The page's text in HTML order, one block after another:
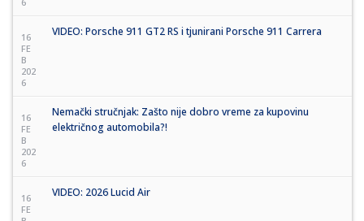
16
FE
B
202
6
VIDEO: Porsche 911 GT2 RS i tjunirani Porsche 911 Carrera
16
FE
B
202
6
Nemački stručnjak: Zašto nije dobro vreme za kupovinu
električnog automobila?!
16
FE
VIDEO: 2026 Lucid Air